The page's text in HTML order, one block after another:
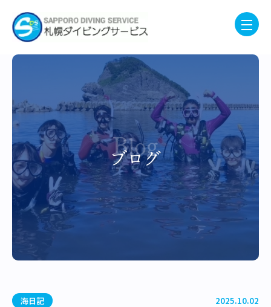
Blog
ブログ
海日記 2025.10.02